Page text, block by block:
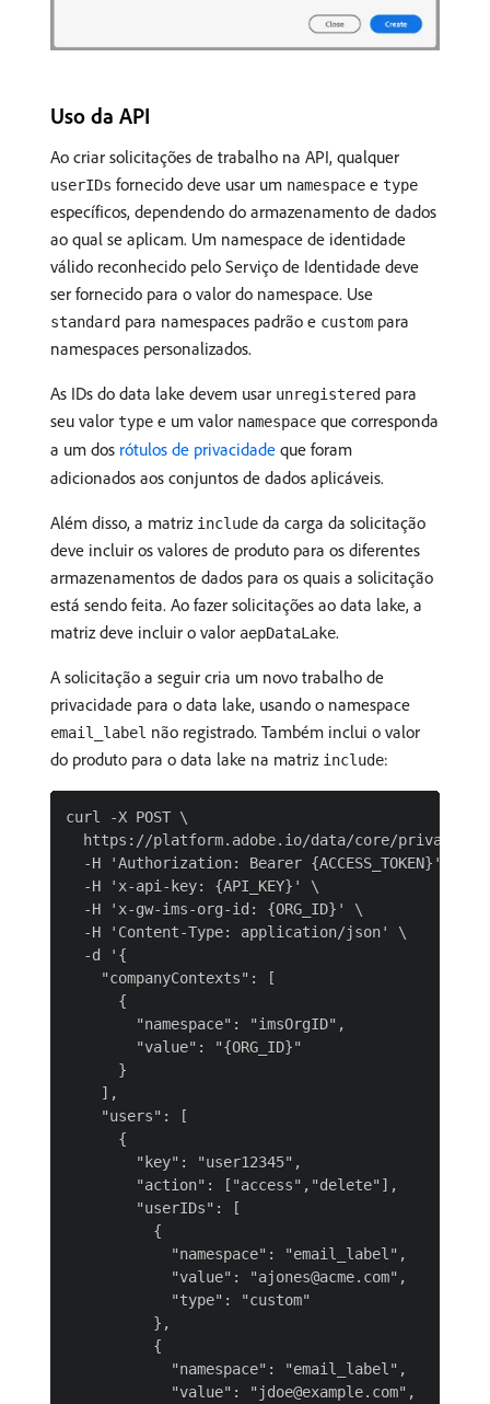
Uso da API
Ao criar solicitações de trabalho na API, qualquer
userIDs fornecido deve usar um namespace e type
específicos, dependendo do armazenamento de dados
ao qual se aplicam. Um namespace de identidade
válido reconhecido pelo Serviço de Identidade deve
ser fornecido para o valor do namespace. Use
standard para namespaces padrão e custom para
namespaces personalizados.
As IDs do data lake devem usar unregistered para
seu valor type e um valor namespace que corresponda
a um dos rótulos de privacidade que foram
adicionados aos conjuntos de dados aplicáveis.
Além disso, a matriz include da carga da solicitação
deve incluir os valores de produto para os diferentes
armazenamentos de dados para os quais a solicitação
está sendo feita. Ao fazer solicitações ao data lake, a
matriz deve incluir o valor aepDataLake.
A solicitação a seguir cria um novo trabalho de
privacidade para o data lake, usando o namespace
email_label não registrado. Também inclui o valor
do produto para o data lake na matriz include:
curl -X POST \
https://platform.adobe.io/data/core/privacy/
  -H 'Authorization: Bearer {ACCESS_TOKEN}' \
  -H 'x-api-key: {API_KEY}' \
  -H 'x-gw-ims-org-id: {ORG_ID}' \
  -H 'Content-Type: application/json' \
  -d '{
    "companyContexts": [
      {
        "namespace": "imsOrgID",
        "value": "{ORG_ID}"
      }
    ],
    "users": [
      {
        "key": "user12345",
        "action": ["access","delete"],
        "userIDs": [
          {
            "namespace": "email_label",
            "value": "ajones@acme.com",
            "type": "custom"
          },
          {
            "namespace": "email_label",
            "value": "jdoe@example.com",